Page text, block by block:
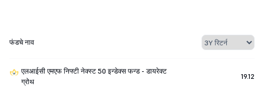
फंडचे नाव
एलआईसी एमएफ निफ्टी नेक्स्ट 50 इन्डेक्स फन्ड - डायरेक्ट
ग्रोथ
19.12